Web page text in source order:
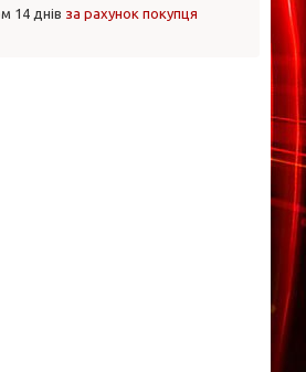
14 днів за рахунок покупця